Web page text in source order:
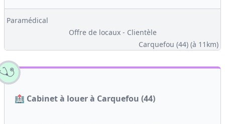
Paramédical
Offre de locaux - Clientèle
Carquefou (44) (à 11km)
🏥 Cabinet à louer à Carquefou (44)